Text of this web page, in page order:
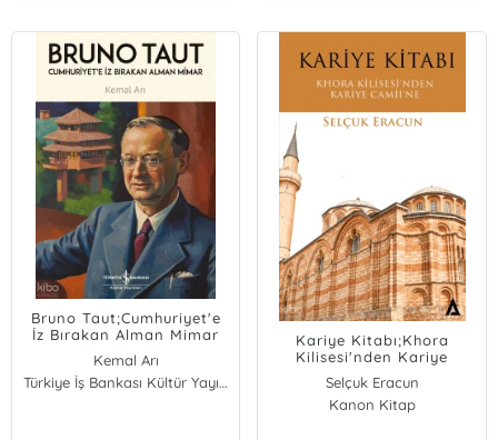
Bruno Taut;Cumhuriyet'e
İz Bırakan Alman Mimar
Kemal Arı
Türkiye İş Bankası Kültür Yayınları
Kariye Kitabı;Khora
Kilisesi'nden Kariye
Camii'ne
Selçuk Eracun
Kanon Kitap